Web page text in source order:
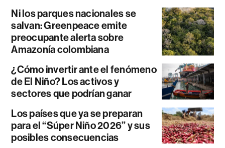
Ni los parques nacionales se
salvan: Greenpeace emite
preocupante alerta sobre
Amazonía colombiana
¿Cómo invertir ante el fenómeno
de El Niño? Los activos y
sectores que podrían ganar
Los países que ya se preparan
para el “Súper Niño 2026” y sus
posibles consecuencias